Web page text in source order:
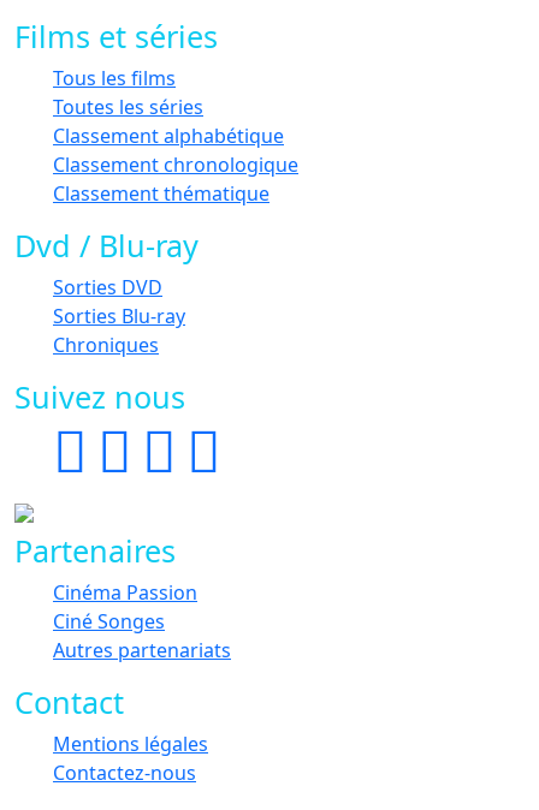
Films et séries
Tous les films
Toutes les séries
Classement alphabétique
Classement chronologique
Classement thématique
Dvd / Blu-ray
Sorties DVD
Sorties Blu-ray
Chroniques
Suivez nous
Partenaires
Cinéma Passion
Ciné Songes
Autres partenariats
Contact
Mentions légales
Contactez-nous